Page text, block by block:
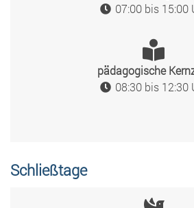
07:00 bis 15:00
pädagogische
08:30 bis 12:30
Schließtage